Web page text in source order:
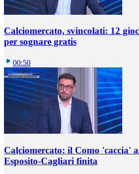
Calciomercato, svincolati: 12
per sognare gratis
00:50
Calciomercato: il Como 'caccia'
Esposito-Cagliari finita